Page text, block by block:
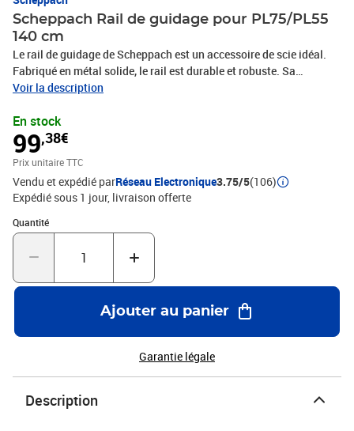
Scheppach Rail de guidage pour PL75/PL55
140 cm
Le rail de guidage de Scheppach est un accessoire de scie idéal.
Fabriqué en métal solide, le rail est durable et robuste. Sa
longueur de 140 cm offre un espace de travail adapté aux scies. Ce
plongeantes PL75 et PL55. Couleur : argenté et bleu Matériau :
métal et plastique Longueur : 140 m Convient aux scies
plongeantes PL75 et PL55
Voir la description
En stock
99,38€
Prix unitaire TTC
Vendu et expédié parRéseau Electronique3.75/5(106)
Expédié sous 1 jour livraison offerte
Quantité
Quantité : 1
Ajouter au panier
Garantie légale
Description